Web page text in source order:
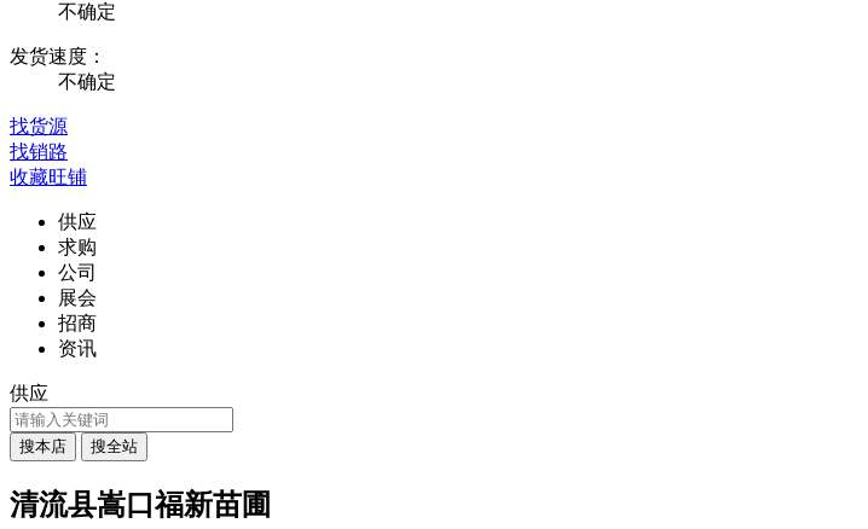
不确定
发货速度：
不确定
找货源
找销路
收藏旺铺
供应
求购
公司
展会
招商
资讯
供应
清流县嵩口福新苗圃